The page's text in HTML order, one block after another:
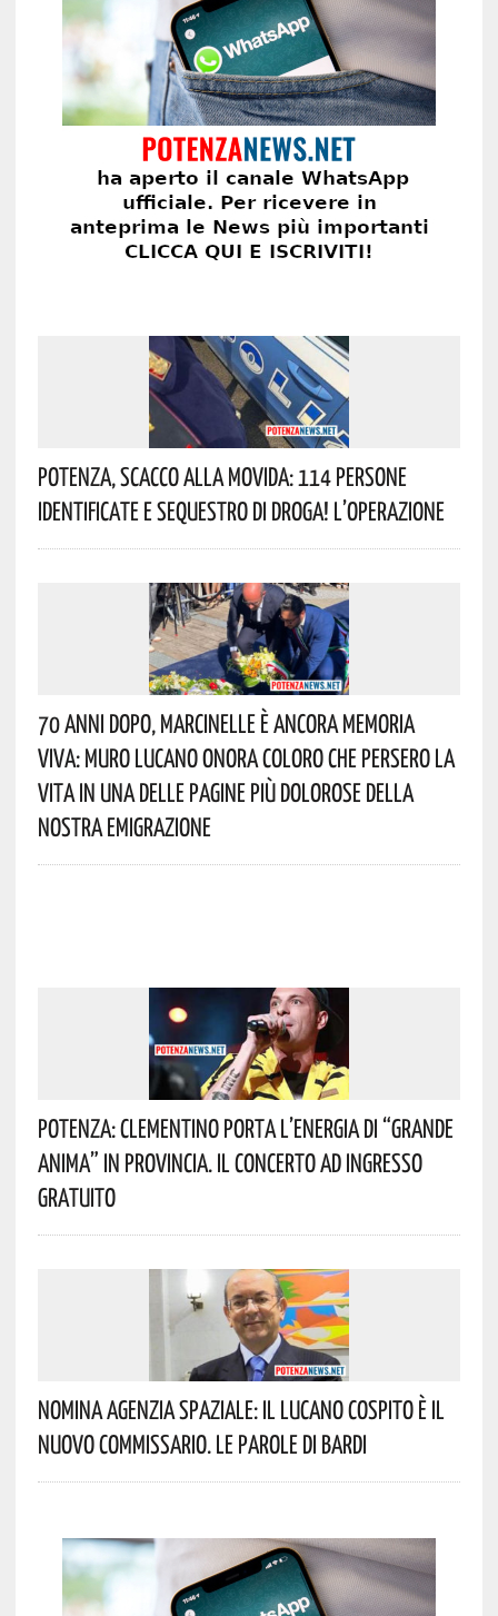
Potenza, Scacco Alla Movida: 114 Persone
Identificate E Sequestro Di Droga! L’operazione
70 Anni Dopo, Marcinelle È Ancora Memoria
Viva: Muro Lucano Onora Coloro Che Persero La
Vita In Una Delle Pagine Più Dolorose Della
Nostra Emigrazione
Potenza: Clementino Porta L’energia Di “Grande
Anima” In Provincia. Il Concerto Ad Ingresso
Gratuito
Nomina Agenzia Spaziale: Il Lucano Cospito È Il
Nuovo Commissario. Le Parole Di Bardi